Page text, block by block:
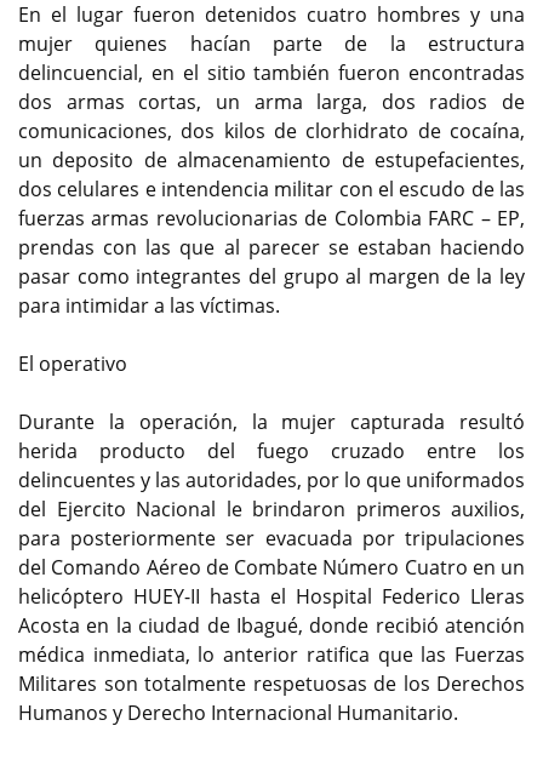
En el lugar fueron detenidos cuatro hombres y una
mujer quienes hacían parte de la estructura
delincuencial, en el sitio también fueron encontradas
dos armas cortas, un arma larga, dos radios de
comunicaciones, dos kilos de clorhidrato de cocaína,
un deposito de almacenamiento de estupefacientes,
dos celulares e intendencia militar con el escudo de las
fuerzas armas revolucionarias de Colombia FARC – EP,
prendas con las que al parecer se estaban haciendo
pasar como integrantes del grupo al margen de la ley
para intimidar a las víctimas.
El operativo
Durante la operación, la mujer capturada resultó
herida producto del fuego cruzado entre los
delincuentes y las autoridades, por lo que uniformados
del Ejercito Nacional le brindaron primeros auxilios,
para posteriormente ser evacuada por tripulaciones
del Comando Aéreo de Combate Número Cuatro en un
helicóptero HUEY-II hasta el Hospital Federico Lleras
Acosta en la ciudad de Ibagué, donde recibió atención
médica inmediata, lo anterior ratifica que las Fuerzas
Militares son totalmente respetuosas de los Derechos
Humanos y Derecho Internacional Humanitario.